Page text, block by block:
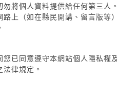
將個人資料提供給任何第三人
上（如在縣民開講、留言版
已同意遵守本網站個人隱私權
律規定。